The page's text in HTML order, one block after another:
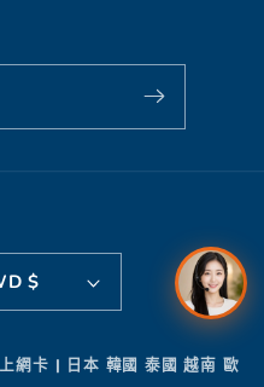
台灣 | TWD $
付
網卡 | 日本 韓國 泰國 越南 歐